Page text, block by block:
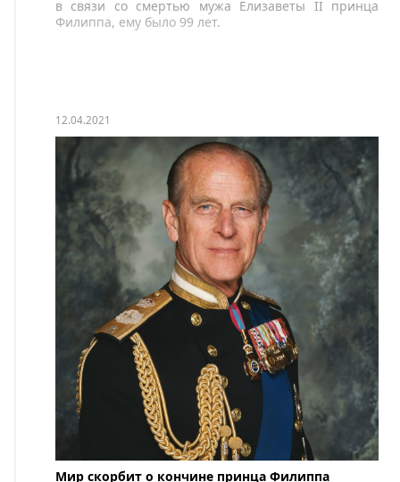
в связи со смертью мужа Елизаветы II принца
Филиппа, ему было 99 лет.
12.04.2021
Мир скорбит о кончине принца Филиппа